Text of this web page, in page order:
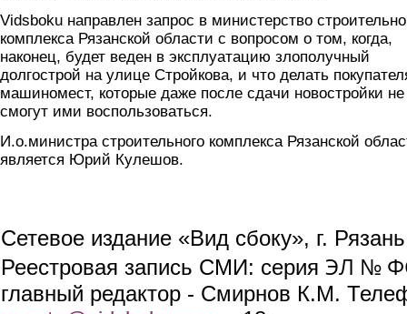
Vidsboku направлен запрос в министерство
комплекса Рязанской области с вопросом о том, когда,
наконец, будет веден в эксплуатацию злополучный
долгострой на улице Стройкова, и что делать
машиномест, которые даже после сдачи новостройки не
смогут ими воспользоваться.
И.о.министра строительного комплекса Рязанской
является Юрий Кулешов.
Сетевое издание «Вид сбоку», г.
Реестровая запись СМИ: серия ЭЛ №
главный редактор - Смирнов К.М.
(link sends e-mail)